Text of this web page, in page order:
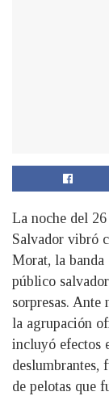
La noche del
Salvador vibró
Morat, la
público
sorpresas.
la agrupación
incluyó efectos
deslumbrantes,
de pelotas que